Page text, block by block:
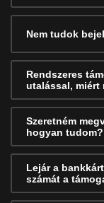
Nem tudok
Rendszeres
utalással, miért
Szeretném
hogyan tudom?
Lejár a
számát a